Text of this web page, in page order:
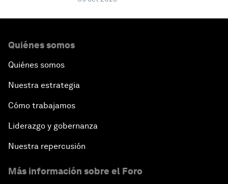
Quiénes somos
Quiénes somos
Nuestra estrategia
Cómo trabajamos
Liderazgo y gobernanza
Nuestra repercusión
Más información sobre el Foro